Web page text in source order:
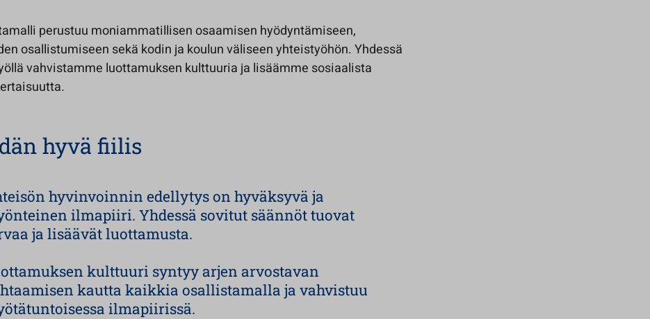
perustuu moniammatillisen osaamisen hyödyntämiseen,
osallistumiseen sekä kodin ja koulun väliseen yhteistyöhön. Yhdessä
vahvistamme luottamuksen kulttuuria ja lisäämme sosiaalista
hyvä fiilis
hyvinvoinnin edellytys on hyväksyvä ja
ilmapiiri. Yhdessä sovitut säännöt tuovat
ja lisäävät luottamusta.
kulttuuri syntyy arjen arvostavan
kautta kaikkia osallistamalla ja vahvistuu
ilmapiirissä.